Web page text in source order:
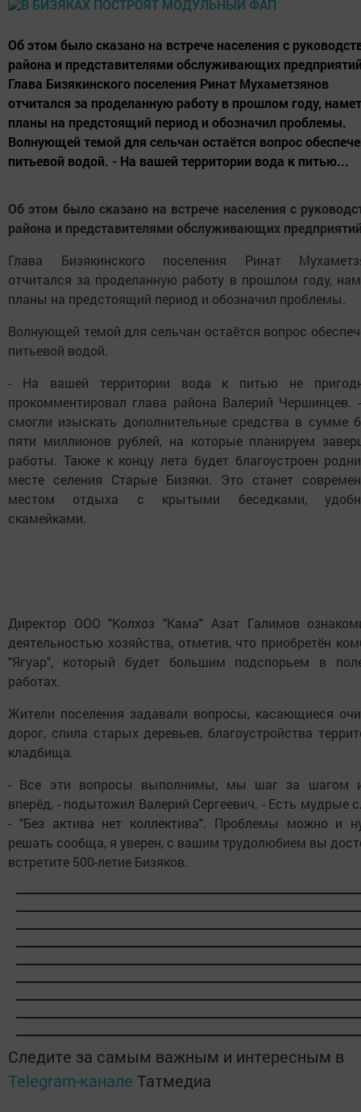
Об этом было сказано на встрече населения с
района и представителями обслуживающих
Глава Бизякинского поселения Ринат Мухаметзянов
отчитался за проделанную работу в прошлом году,
планы на предстоящий период и обозначил проблемы.
Волнующей темой для сельчан остаётся вопрос
питьевой водой. - На вашей территории вода к питью...
Об этом было сказано на встрече населения с
района и представителями обслуживающих
Глава Бизякинского поселения Ринат
отчитался за проделанную работу в прошлом году,
планы на предстоящий период и обозначил проблемы.
Волнующей темой для сельчан остаётся вопрос
питьевой водой.
- На вашей территории вода к питью не
прокомментировал глава района Валерий
смогли изыскать дополнительные средства в сумме
пяти миллионов рублей, на которые планируем
работы. Также к концу лета будет благоустроен
месте селения Старые Бизяки. Это станет
местом отдыха с крытыми беседками,
скамейками.
Директор ООО "Колхоз "Кама" Азат Галимов
деятельностью хозяйства, отметив, что приобретён
"Ягуар", который будет большим подспорьем в
работах.
Жители поселения задавали вопросы, касающиеся
дорог, спила старых деревьев, благоустройства
кладбища.
- Все эти вопросы выполнимы, мы шаг за шагом
вперёд, - подытожил Валерий Сергеевич. - Есть мудрые
- "Без актива нет коллектива". Проблемы можно и
решать сообща, я уверен, с вашим трудолюбием вы
встретите 500-летие Бизяков.
Следите за самым важным и интересным в
Telegram-канале Татмедиа